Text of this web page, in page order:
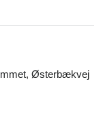
Østerbækvej